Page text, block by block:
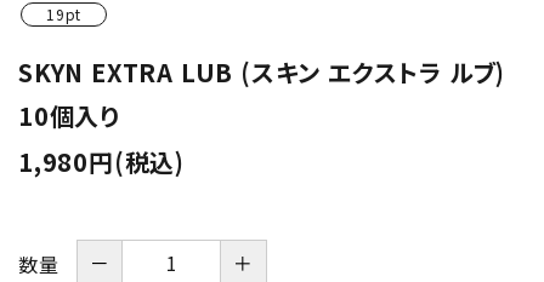
コスメ
サポートグッズ
サプリメント・ドリンク
19pt
SKYN EXTRA LUB (スキン エクストラ ルブ)
10個入り
1,980円(税込)
数量 － ＋